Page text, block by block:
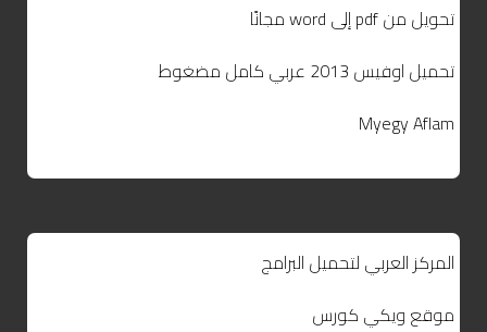
تحويل من pdf إلى word مجانًا
تحميل اوفيس 2013 عربي كامل مضغوط
Myegy Aflam
المركز العربي لتحميل البرامج
موقع ويكي كورس